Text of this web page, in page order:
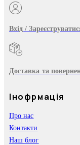
Вхід /
Доставка та
Інофрмація
Про нас
Контакти
Наш блог